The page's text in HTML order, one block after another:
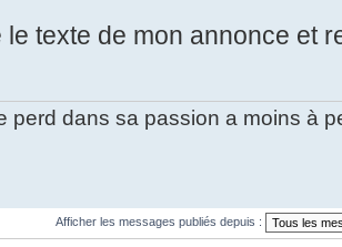
le texte de mon annonce et
perd dans sa passion a moins à
Afficher les messages publiés depuis :